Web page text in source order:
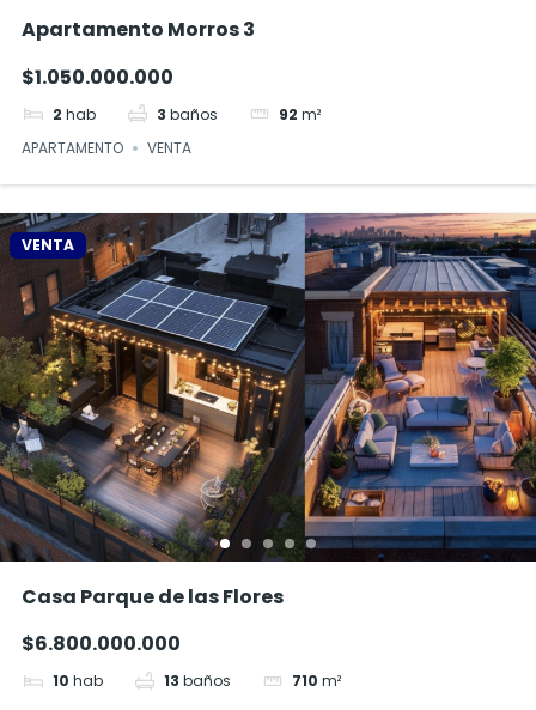
Apartamento Morros 3
$1.050.000.000
2 hab 3 baños 92 m²
APARTAMENTO
VENTA
VENTA
Casa Parque de las Flores
$6.800.000.000
10 hab 13 baños 710 m²